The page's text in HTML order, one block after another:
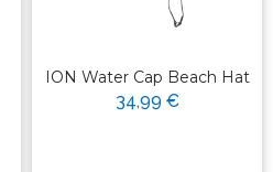
ION Water Cap Beach Hat
34,99 €